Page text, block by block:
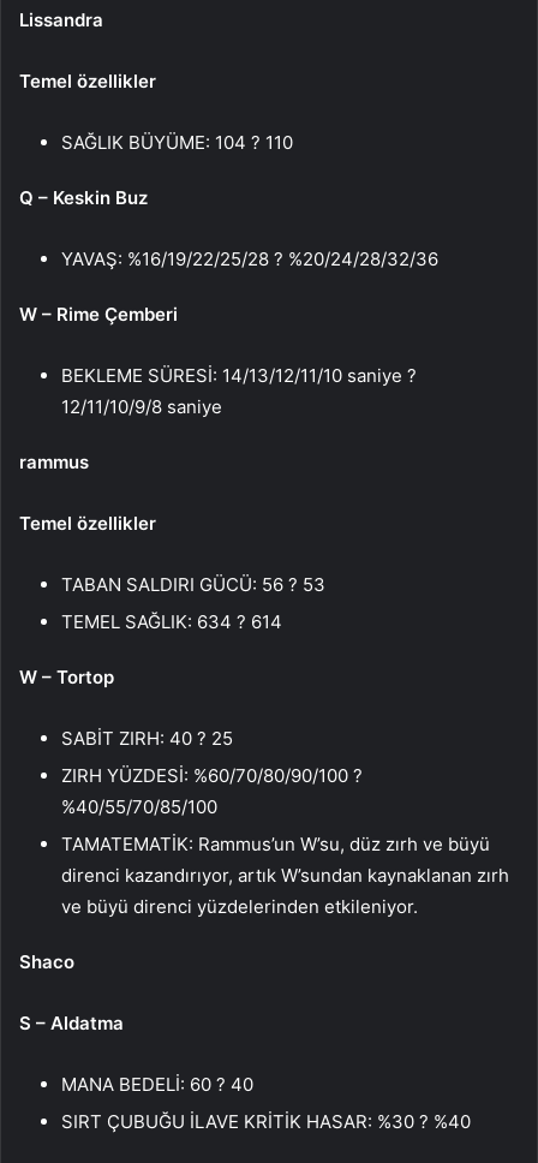
Lissandra
Temel özellikler
SAĞLIK BÜYÜME: 104 ? 110
Q – Keskin Buz
YAVAŞ: %16/19/22/25/28 ? %20/24/28/32/36
W – Rime Çemberi
BEKLEME SÜRESİ: 14/13/12/11/10 saniye ?
12/11/10/9/8 saniye
rammus
Temel özellikler
TABAN SALDIRI GÜCÜ: 56 ? 53
TEMEL SAĞLIK: 634 ? 614
W – Tortop
SABİT ZIRH: 40 ? 25
ZIRH YÜZDESİ: %60/70/80/90/100 ?
%40/55/70/85/100
TAMATEMATİK: Rammus’un W’su, düz zırh ve büyü
direnci kazandırıyor, artık W’sundan kaynaklanan zırh
ve büyü direnci yüzdelerinden etkileniyor.
Shaco
S – Aldatma
MANA BEDELİ: 60 ? 40
SIRT ÇUBUĞU İLAVE KRİTİK HASAR: %30 ? %40